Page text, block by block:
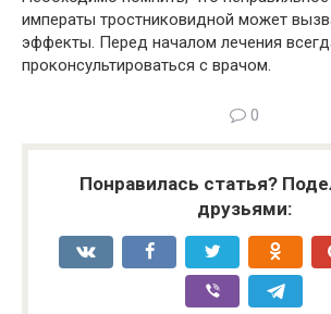
императы тростниковидной может
эффекты. Перед началом лечения
проконсультироваться с врачом.
0
Понравилась статья?
друзьями: